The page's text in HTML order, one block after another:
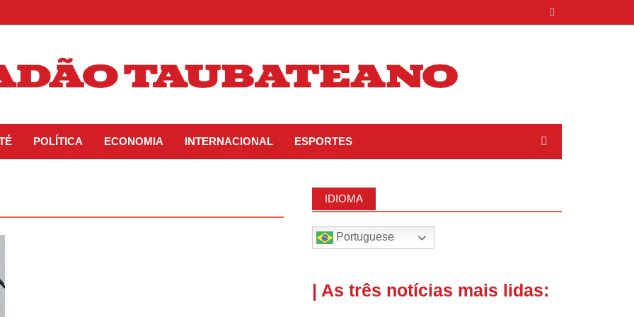
POLÍTICA ECONOMIA INTERNACIONAL ESPORTES
IDIOMA
Portuguese
| As três notícias mais lidas: